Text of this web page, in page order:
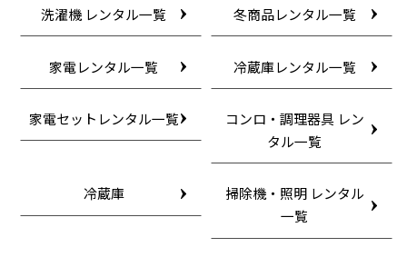
洗濯機 レンタル一覧 冬商品レンタル一覧
家電レンタル一覧 冷蔵庫レンタル一覧
家電セットレンタル一覧
コンロ・調理器具 レン
タル一覧
冷蔵庫
掃除機・照明 レンタル
一覧